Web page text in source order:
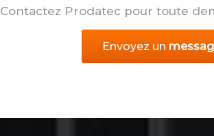
Contactez Prodatec pour toute
Envoyez un